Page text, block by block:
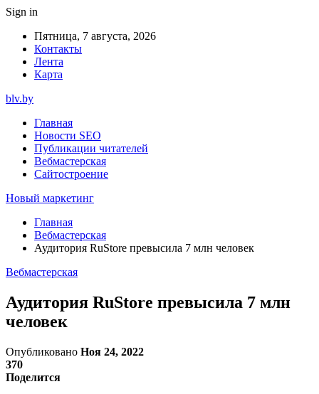
Sign in
Пятница, 7 августа, 2026
Контакты
Лента
Карта
blv.by
Главная
Новости SEO
Публикации читателей
Вебмастерская
Сайтостроение
Новый маркетинг
Главная
Вебмастерская
Аудитория RuStore превысила 7 млн человек
Вебмастерская
Аудитория RuStore превысила 7 млн
человек
Опубликовано Ноя 24, 2022
370
Поделится